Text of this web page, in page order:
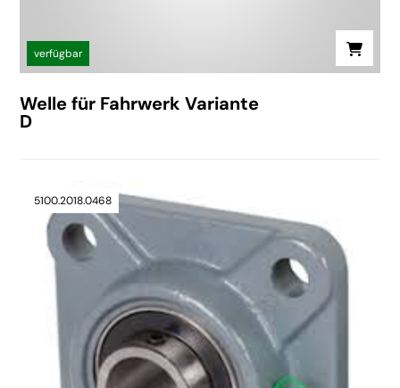
verfügbar
Welle für Fahrwerk Variante
D
5100.2018.0468